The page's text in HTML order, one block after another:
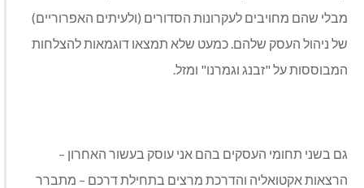
מבלי שהם מחויבים לעקרונות הסדורים (ולעיתים האפרוריים)
של ניהול העסק שלהם. כמעט שלא תמצאו דוגמאות להצלחות
המבוססות על "זבנג וגמרנו" ומזל.
גם בשני תחומי העסקים בהם אני עוסק בעשור האחרון –
הרצאות אקטואליה והדרכת מרצים בתחילת דרכם – מתברר